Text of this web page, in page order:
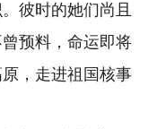
彼时的她们尚且
预料，命运即将
，走进祖国核事